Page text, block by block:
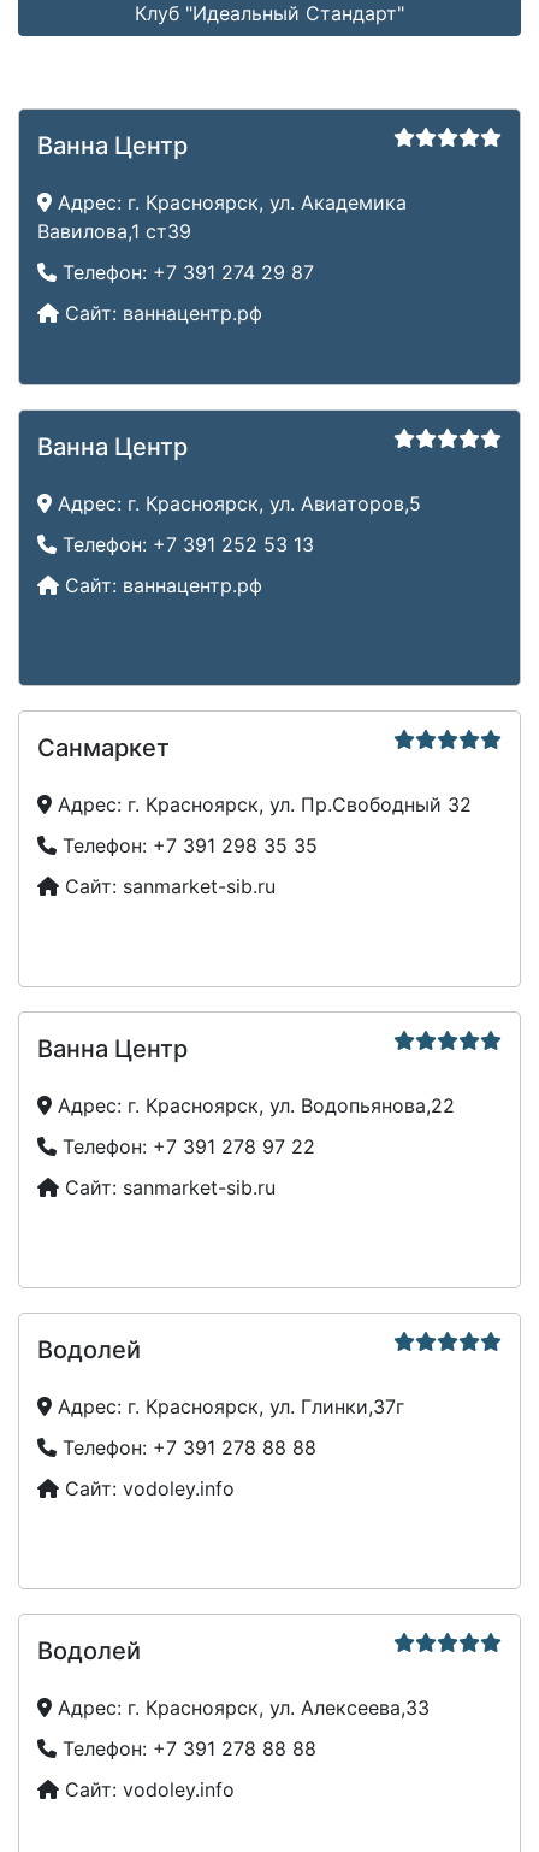
Клуб "Идеальный Стандарт"
Ванна Центр
Адрес: г. Красноярск, ул. Академика
Вавилова,1 ст39
Телефон: +7 391 274 29 87
Сайт: ваннацентр.рф
Ванна Центр
Адрес: г. Красноярск, ул. Авиаторов,5
Телефон: +7 391 252 53 13
Сайт: ваннацентр.рф
Санмаркет
Адрес: г. Красноярск, ул. Пр.Свободный 32
Телефон: +7 391 298 35 35
Сайт: sanmarket-sib.ru
Ванна Центр
Адрес: г. Красноярск, ул. Водопьянова,22
Телефон: +7 391 278 97 22
Сайт: sanmarket-sib.ru
Водолей
Адрес: г. Красноярск, ул. Глинки,37г
Телефон: +7 391 278 88 88
Сайт: vodoley.info
Водолей
Адрес: г. Красноярск, ул. Алексеева,33
Телефон: +7 391 278 88 88
Сайт: vodoley.info